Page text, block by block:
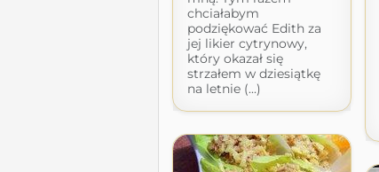
chciałabym
podziękować Edith za
jej likier cytrynowy,
który okazał się
strzałem w dziesiątkę
na letnie (...)